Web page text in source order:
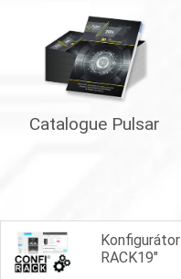
Catalogue Pulsar
Konfigurátor
RACK19"